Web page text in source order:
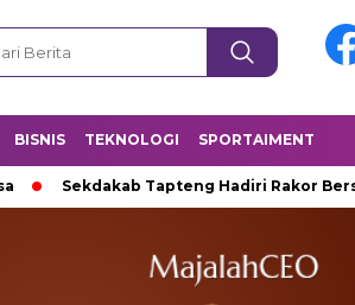
BISNIS TEKNOLOGI SPORTAIMENT
Sekdakab Tapteng Hadiri Rakor Bersama